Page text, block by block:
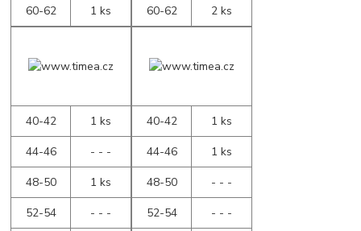
60-62
1 ks
60-62
2 ks
40-42
1 ks
44-46
- - -
48-50
1 ks
52-54
- - -
40-42
1 ks
44-46
1 ks
48-50
- - -
52-54
- - -